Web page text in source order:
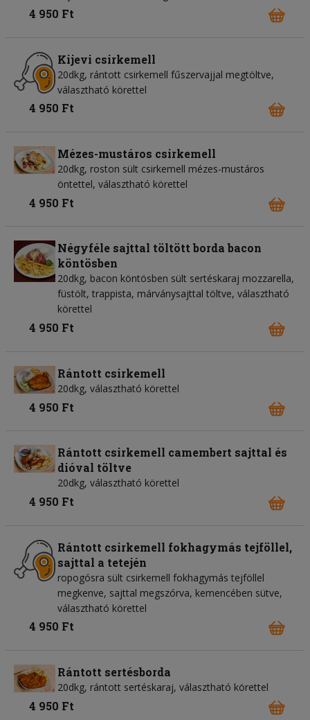
4 950 Ft
Kijevi csirkemell
20dkg, rántott csirkemell fűszervajjal megtöltve,
választható körettel
4 950 Ft
Mézes-mustáros csirkemell
20dkg, roston sült csirkemell mézes-mustáros
öntettel, választható körettel
4 950 Ft
Négyféle sajttal töltött borda bacon
köntösben
20dkg, bacon köntösben sült sertéskaraj mozzarella,
füstölt, trappista, márványsajttal töltve, választható
körettel
4 950 Ft
Rántott csirkemell
20dkg, választható körettel
4 950 Ft
Rántott csirkemell camembert sajttal és
dióval töltve
20dkg, választható körettel
4 950 Ft
Rántott csirkemell fokhagymás tejföllel,
sajttal a tetején
ropogósra sült csirkemell fokhagymás tejföllel
megkenve, sajttal megszórva, kemencében sütve,
választható körettel
4 950 Ft
Rántott sertésborda
20dkg, rántott sertéskaraj, választható körettel
4 950 Ft